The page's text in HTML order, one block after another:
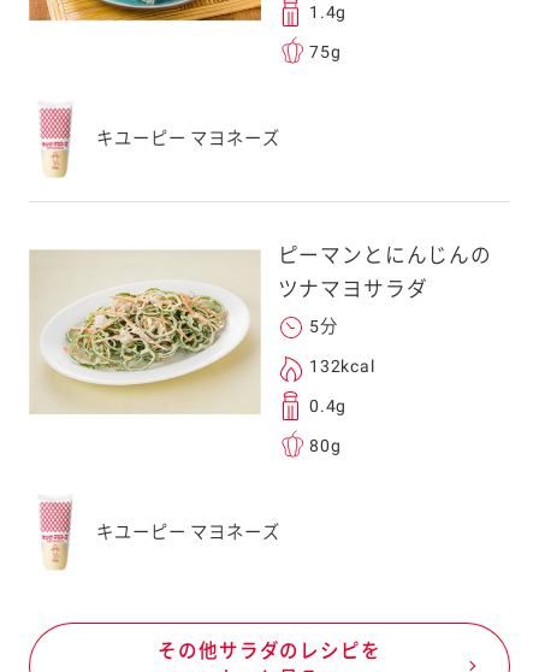
1.4g
75g
キユーピー マヨネーズ
ピーマンとにんじんの
ツナマヨサラダ
5分
132kcal
0.4g
80g
キユーピー マヨネーズ
その他サラダのレシピを